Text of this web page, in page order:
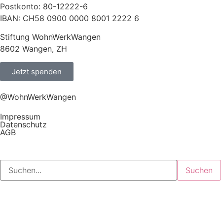
Postkonto: 80-12222-6
IBAN: CH58 0900 0000 8001 2222 6
Stiftung WohnWerkWangen
8602 Wangen, ZH
Jetzt spenden
@WohnWerkWangen
Impressum
Datenschutz
AGB
Suchen